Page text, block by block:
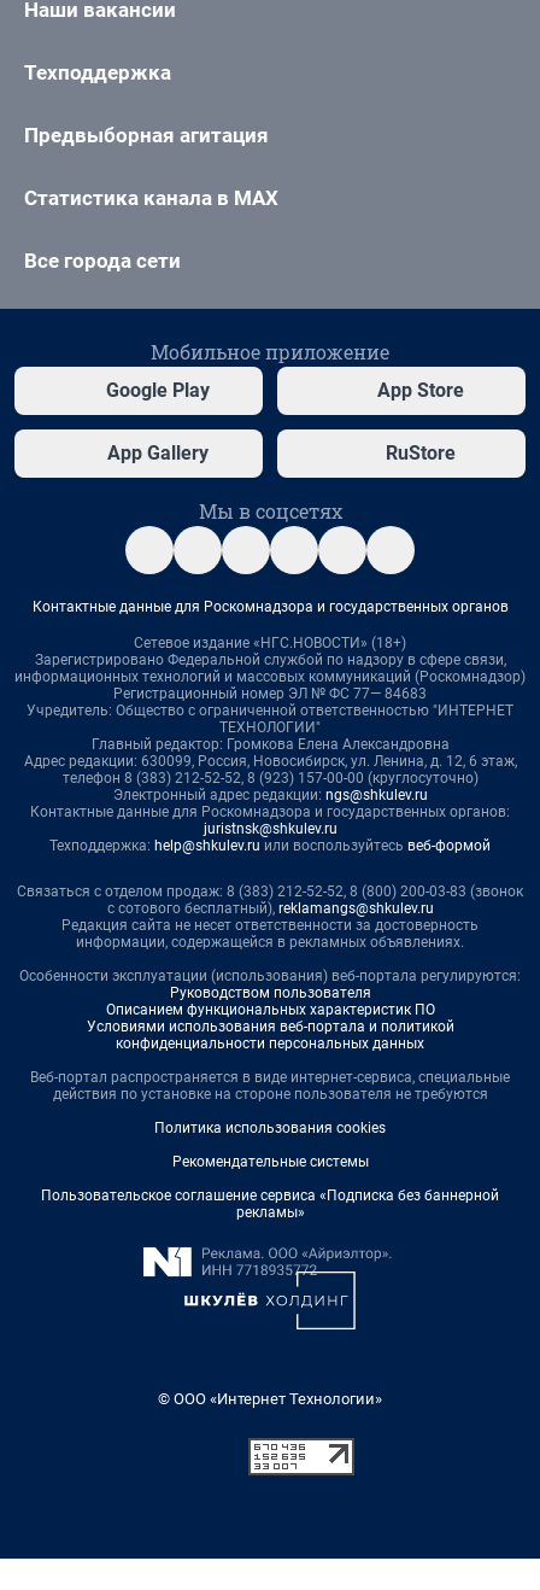
Наши вакансии
Техподдержка
Предвыборная агитация
Статистика канала в MAX
Все города сети
Мобильное приложение
Google Play App Store
App Gallery RuStore
Мы в соцсетях
Контактные данные для Роскомнадзора и государственных органов
Сетевое издание «НГС.НОВОСТИ» (18+)
Зарегистрировано Федеральной службой по надзору в сфере связи,
информационных технологий и массовых коммуникаций (Роскомнадзор)
Регистрационный номер ЭЛ № ФС 77— 84683
Учредитель: Общество с ограниченной ответственностью "ИНТЕРНЕТ
ТЕХНОЛОГИИ"
Главный редактор: Громкова Елена Александровна
Адрес редакции: 630099, Россия, Новосибирск, ул. Ленина, д. 12, 6 этаж,
телефон 8 (383) 212-52-52, 8 (923) 157-00-00 (круглосуточно)
Электронный адрес редакции: ngs@shkulev.ru
Контактные данные для Роскомнадзора и государственных органов:
juristnsk@shkulev.ru
Техподдержка: help@shkulev.ru или воспользуйтесь веб-формой
Связаться с отделом продаж: 8 (383) 212-52-52, 8 (800) 200-03-83 (звонок
с сотового бесплатный), reklamangs@shkulev.ru
Редакция сайта не несет ответственности за достоверность
информации, содержащейся в рекламных объявлениях.
Особенности эксплуатации (использования) веб-портала регулируются:
Руководством пользователя
Описанием функциональных характеристик ПО
Условиями использования веб-портала и политикой
конфиденциальности персональных данных
Веб-портал распространяется в виде интернет-сервиса, специальные
действия по установке на стороне пользователя не требуются
Политика использования cookies
Рекомендательные системы
Пользовательское соглашение сервиса «Подписка без баннерной
рекламы»
© ООО «Интернет Технологии»